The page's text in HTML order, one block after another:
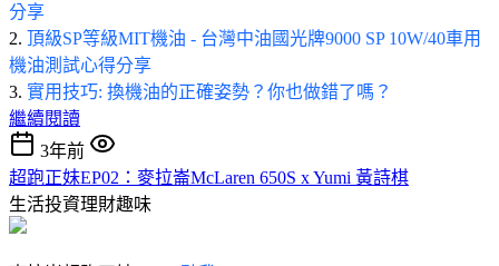
分享
2. 頂級SP等級MIT機油 - 台灣中油國光牌9000 SP 10W/40車用
機油測試心得分享
3. 實用技巧: 換機油的正確姿勢？你也做錯了嗎？
繼續閱讀
3年前
超跑正妹EP02：麥拉崙McLaren 650S x Yumi 黃詩棋
生活投資理財趣味